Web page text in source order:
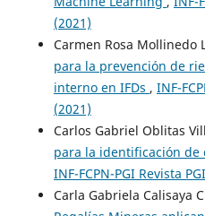
(2021)
Carmen Rosa Mollinedo
para la prevención de
interno en IFDs , INF-
(2021)
Carlos Gabriel Oblitas
para la identificación de
INF-FCPN-PGI Revista
Carla Gabriela Calisaya